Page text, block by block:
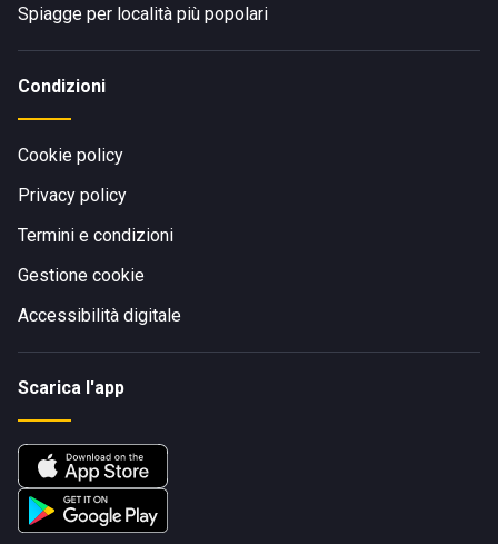
Spiagge per località più popolari
Condizioni
Cookie policy
Privacy policy
Termini e condizioni
Gestione cookie
Accessibilità digitale
Scarica l'app